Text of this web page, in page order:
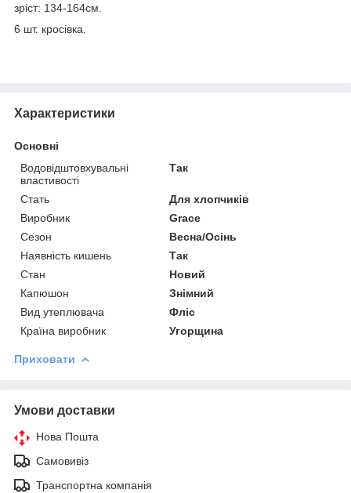
зріст: 134-164см.
6 шт. кросівка.
Характеристики
Основні
Водовідштовхувальні
властивості
Так
Стать
Для хлопчиків
Виробник
Grace
Сезон
Весна/Осінь
Наявність кишень
Так
Стан
Новий
Капюшон
Знімний
Вид утеплювача
Фліс
Країна виробник
Угорщина
Приховати
Умови доставки
Нова Пошта
Самовивіз
Транспортна компанія